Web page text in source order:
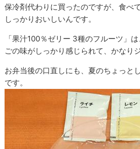
保冷剤代わりに買ったのですが、食べ
しっかりおいしいんです。
「果汁100％ゼリー 3種のフルーツ」
ごの味がしっかり感じられて、かなり
お弁当後の口直しにも、夏のちょっと
です。